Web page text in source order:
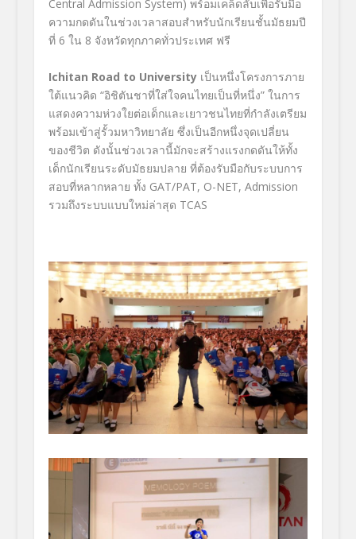
Central Admission System) พร้อมเคล็ดลับเพื่อรับมือ
ความกดดันในช่วงเวลาสอบสำหรับนักเรียนชั้นมัธยมปี
ที่ 6 ใน 8 จังหวัดทุกภาคทั่วประเทศ ฟรี
Ichitan Road to Universityเป็นหนึ่งโครงการภาย
ใต้แนวคิด “อิชิตันชาที่ใส่ใจคนไทยเป็นที่หนึ่ง” ในการ
แสดงความห่วงใยต่อเด็กและเยาวชนไทยที่กำลังเตรียม
พร้อมเข้าสู่รั้วมหาวิทยาลัย ซึ่งเป็นอีกหนึ่งจุดเปลี่ยน
ของชีวิต ดังนั้นช่วงเวลานี้มักจะสร้างแรงกดดันให้ทั้ง
เด็กนักเรียนระดับมัธยมปลาย ที่ต้องรับมือกับระบบการ
สอบที่หลากหลาย ทั้ง GAT/PAT, O-NET, Admission
รวมถึงระบบแบบใหม่ล่าสุด TCAS